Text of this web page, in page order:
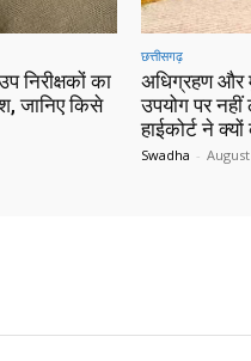
निरीक्षकों का
जानिए किसे
छत्तीसगढ़
अधिग्रहण और
उपयोग पर
हाईकोर्ट ने
Swadha -